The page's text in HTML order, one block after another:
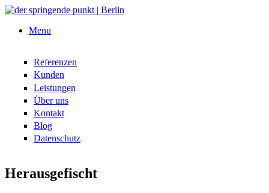
Direkt zum Inhalt
Menu
Referenzen
Kunden
Leistungen
Über uns
Kontakt
Blog
Datenschutz
Herausgefischt